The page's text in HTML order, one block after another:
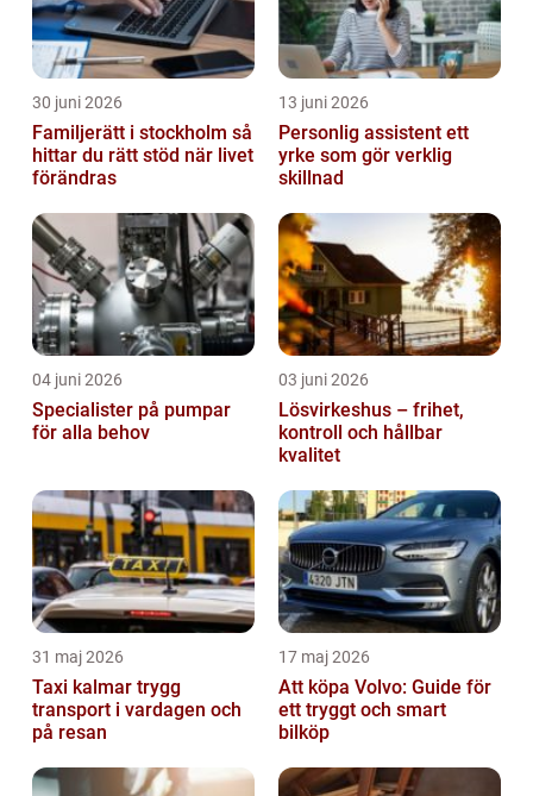
30 juni 2026
Familjerätt i stockholm så
hittar du rätt stöd när livet
förändras
13 juni 2026
Personlig assistent ett
yrke som gör verklig
skillnad
04 juni 2026
Specialister på pumpar
för alla behov
03 juni 2026
Lösvirkeshus – frihet,
kontroll och hållbar
kvalitet
31 maj 2026
Taxi kalmar trygg
transport i vardagen och
på resan
17 maj 2026
Att köpa Volvo: Guide för
ett tryggt och smart
bilköp